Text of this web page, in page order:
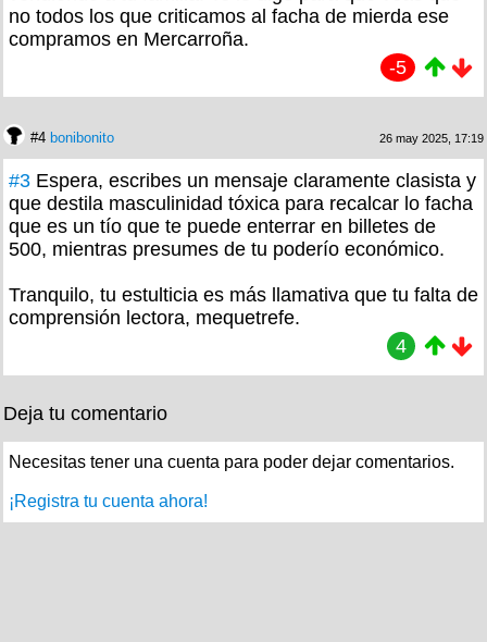
no todos los que criticamos al facha de mierda ese
compramos en Mercarroña.
-5
#4 bonibonito 26 may 2025, 17:19
#3 Espera, escribes un mensaje claramente clasista y
que destila masculinidad tóxica para recalcar lo facha
que es un tío que te puede enterrar en billetes de
500, mientras presumes de tu poderío económico.
Tranquilo, tu estulticia es más llamativa que tu falta de
comprensión lectora, mequetrefe.
4
Deja tu comentario
Necesitas tener una cuenta para poder dejar comentarios.
¡Registra tu cuenta ahora!